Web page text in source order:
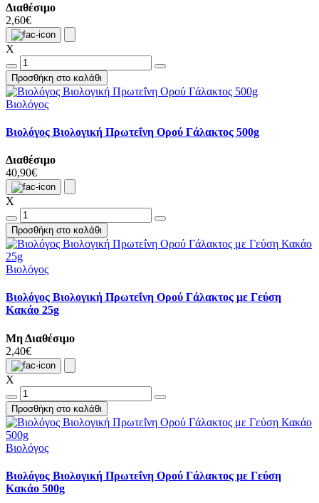
Διαθέσιμο
2,60€
X
Προσθήκη στο καλάθι
Βιολόγος
Βιολόγος Βιολογική Πρωτεΐνη Ορού Γάλακτος 500g
Διαθέσιμο
40,90€
X
Προσθήκη στο καλάθι
Βιολόγος
Βιολόγος Βιολογική Πρωτεΐνη Ορού Γάλακτος με Γεύση
Κακάο 25g
Μη Διαθέσιμο
2,40€
X
Προσθήκη στο καλάθι
Βιολόγος
Βιολόγος Βιολογική Πρωτεΐνη Ορού Γάλακτος με Γεύση
Κακάο 500g